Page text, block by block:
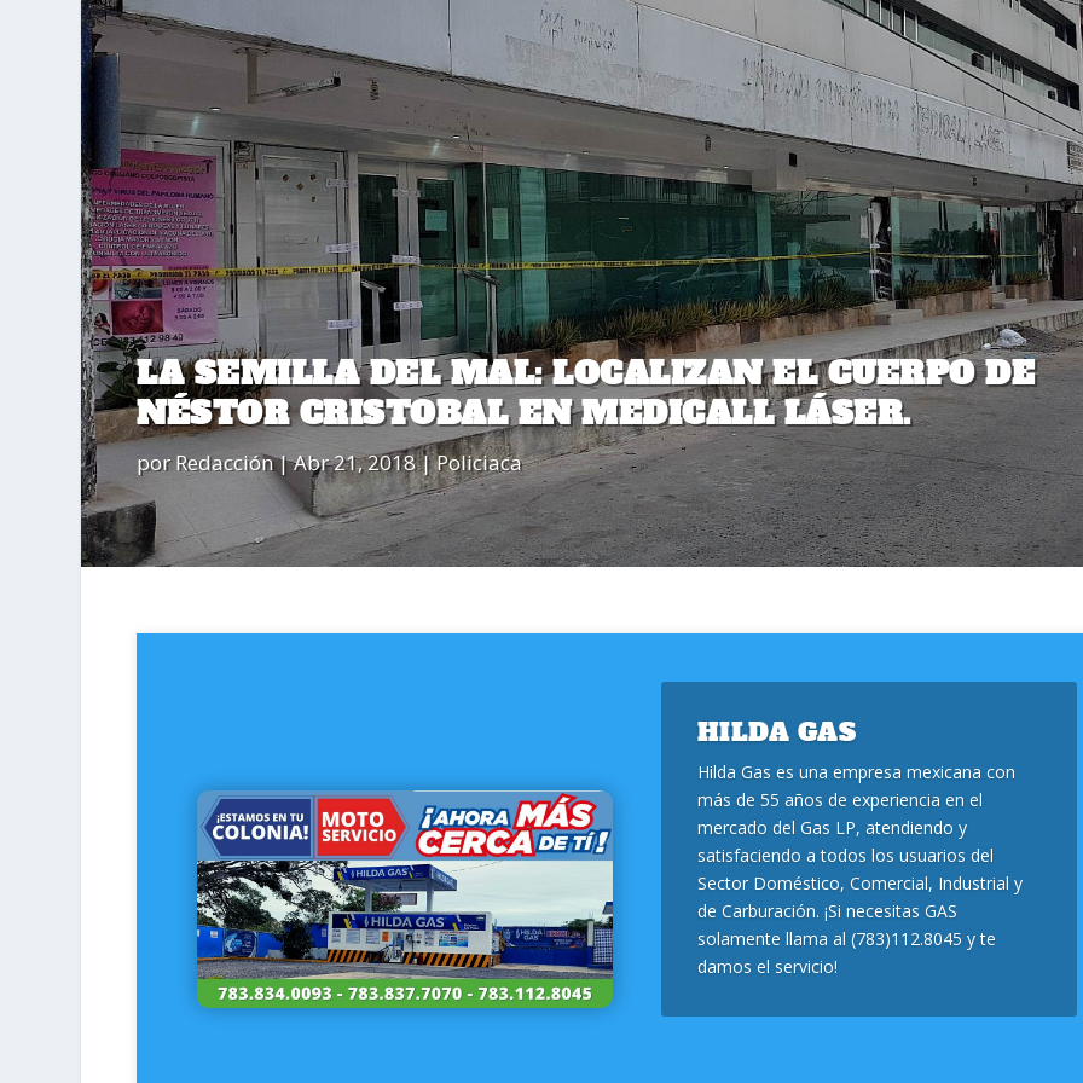
LA SEMILLA DEL MAL: LOCALIZAN EL CUERPO DE
NÉSTOR CRISTOBAL EN MEDICALL LÁSER.
porRedacción|Abr 21, 2018|Policiaca
HILDA GAS
Hilda Gas es una empresa mexicana con
más de 55 años de experiencia en el
mercado del Gas LP, atendiendo y
satisfaciendo a todos los usuarios del
Sector Doméstico, Comercial, Industrial y
de Carburación. ¡Si necesitas GAS
solamente llama al (783)112.8045 y te
damos el servicio!